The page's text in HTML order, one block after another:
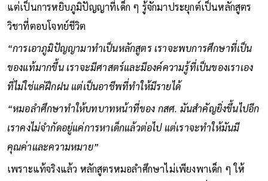
แต่เป็นการหยิบภูมิปัญญาที่เด็ก ๆ รู้จักมาประยุกต์เป็นหลักสูตร
วิชาที่ตอบโจทย์ชีวิต
“การเอาภูมิปัญญามาทำเป็นหลักสูตร เราจะพบการศึกษาที่เป็น
ของแท้มากขึ้น เราจะมีศาสตร์และมีองค์ความรู้ที่เป็นของเราเอง
ที่ไม่ใช่แค่ฝึกฝน แต่เป็นอาชีพที่ทำให้มีรายได้
“หมอลำศึกษาทำให้บทบาทหน้าที่ของ กสศ. มันสำคัญยิ่งขึ้นไปอีก
เราคงไม่จำกัดอยู่แค่การหาเด็กแล้วต่อไป แต่เราจะทำให้มันมี
คุณค่าและความหมาย”
เพราะแท้จริงแล้ว หลักสูตรหมอลำศึกษาไม่เพียงพาเด็ก ๆ ให้